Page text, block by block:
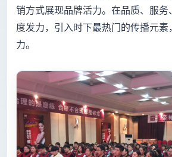
销方式展现品牌活力。在品质、服务
度发力，引入时下最热门的传播元素
力。